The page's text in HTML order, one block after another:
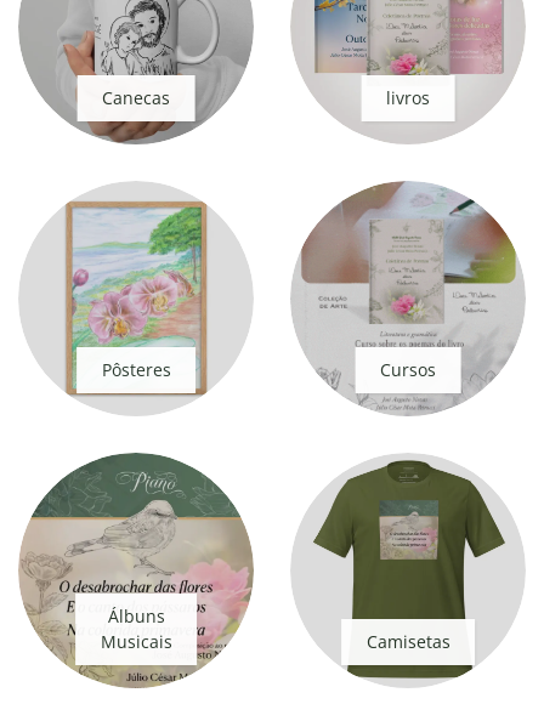
Canecas livros
Pôsteres Cursos
Álbuns
Musicais
Camisetas